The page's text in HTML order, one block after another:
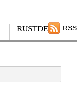
RSS
RUSTDESK